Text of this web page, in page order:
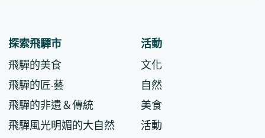
探索飛驒市
飛驒的美食
飛驒的匠·藝
飛驒的非遺＆傳統
飛驒風光明媚的大自然
活動
文化
自然
美食
活動